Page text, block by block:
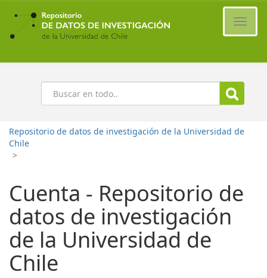
Ir
contenido
principal
Buscar
Repositorio de datos de investigación de la Universidad de
Chile
>
Cuenta - Repositorio de
datos de investigación
de la Universidad de
Chile